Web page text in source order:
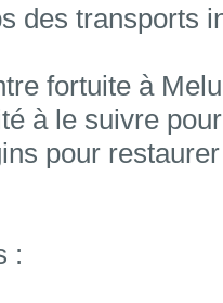
des transports
fortuite à
à le suivre
pour
: